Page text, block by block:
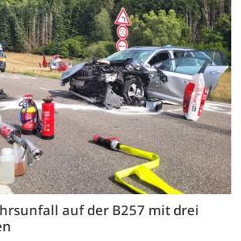
auf der B257 mit drei